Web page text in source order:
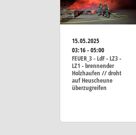
15.05.2025
03:16 - 05:00
FEUER_3 - LdF - LZ3 -
LZ1 - brennender
Holzhaufen // droht
auf Heuscheune
überzugreifen